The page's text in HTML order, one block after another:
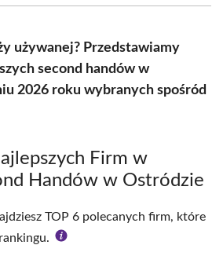
używanej? Przedstawiamy
second handów w
2026 roku wybranych spośród
Firm w
Handów w Ostródzie
TOP 6 polecanych firm, które